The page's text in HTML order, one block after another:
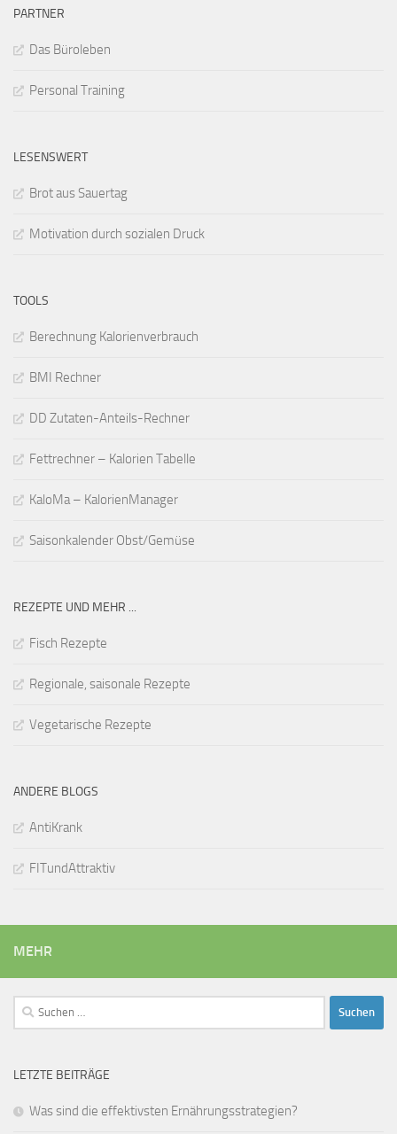
PARTNER
Das Büroleben
Personal Training
LESENSWERT
Brot aus Sauertag
Motivation durch sozialen Druck
TOOLS
Berechnung Kalorienverbrauch
BMI Rechner
DD Zutaten-Anteils-Rechner
Fettrechner – Kalorien Tabelle
KaloMa – KalorienManager
Saisonkalender Obst/Gemüse
REZEPTE UND MEHR ...
Fisch Rezepte
Regionale, saisonale Rezepte
Vegetarische Rezepte
ANDERE BLOGS
AntiKrank
FITundAttraktiv
MEHR
Suchen
nach:
LETZTE BEITRÄGE
Was sind die effektivsten Ernährungsstrategien?